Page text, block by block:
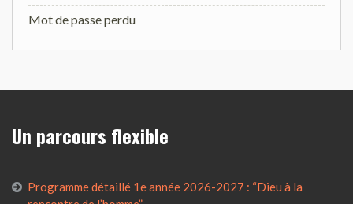
Mot de passe perdu
Un parcours flexible
Programme détaillé 1e année 2026-2027 : “Dieu à la